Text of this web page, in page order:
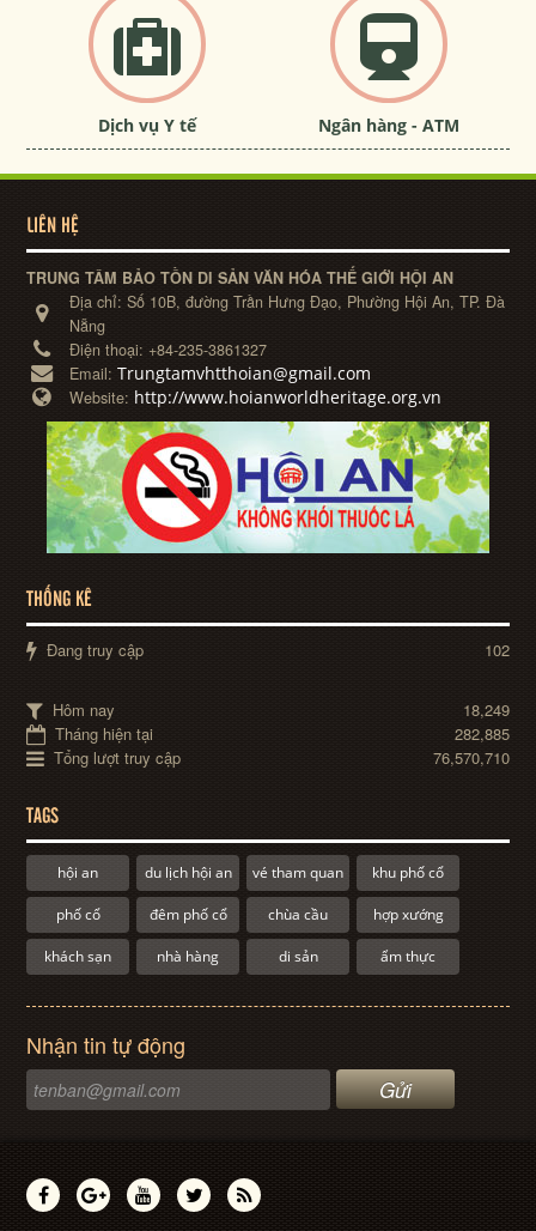
Dịch vụ Y tế Ngân hàng - ATM
LIÊN HỆ
TRUNG TÂM BẢO TỒN DI SẢN VĂN HÓA THẾ GIỚI HỘI AN
Địa chỉ:Số 10B, đường Trần Hưng Đạo, Phường Hội An, TP. Đà
Nẵng
Điện thoại: +84-235-3861327
Email:Trungtamvhtthoian@gmail.com
Website: http://www.hoianworldheritage.org.vn
THỐNG KÊ
Đang truy cập 102
Hôm nay
18,249
Tháng hiện tại
282,885
Tổng lượt truy cập
76,570,710
TAGS
hội an du lịch hội an vé tham quan khu phố cổ
phố cổ đêm phố cổ chùa cầu hợp xướng
khách sạn nhà hàng di sản ẩm thực
Nhận tin tự động